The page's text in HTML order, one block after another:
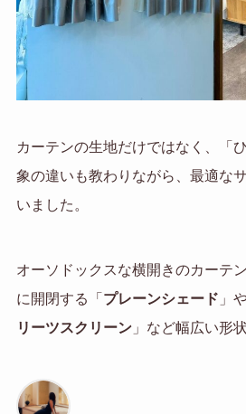
カーテンの生地だけではなく、「
象の違いも教わりながら、最適な
いました。
オーソドックスな横開きのカーテ
に開閉する「 プレーンシェード 」
リーツスクリーン」など幅広い形